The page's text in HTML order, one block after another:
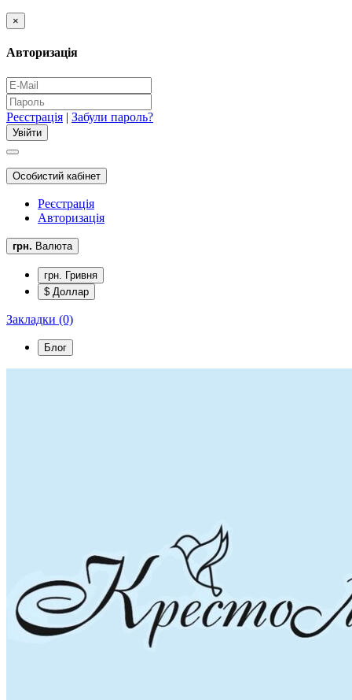
×
Авторизація
Реєстрація | Забули пароль?
Особистий кабінет
Реєстрація
Авторизація
грн. Валюта
грн. Гривня
$ Доллар
Закладки (0)
Блог